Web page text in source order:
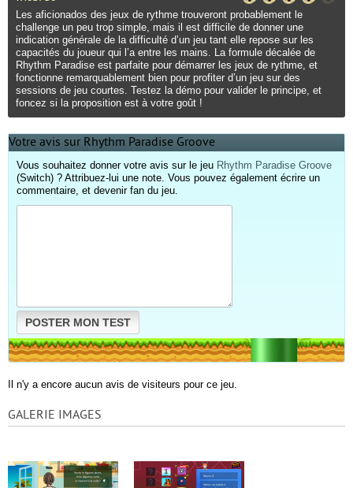
Les aficionados des jeux de rythme trouveront probablement le
challenge un peu trop simple, mais il est difficile de donner une
indication générale de la difficulté d’un jeu tant elle repose sur les
capacités du joueur qui l’a entre les mains. La formule décalée de
Rhythm Paradise est parfaite pour démarrer les jeux de rythme, et
fonctionne remarquablement bien pour profiter d’un jeu sur des
sessions de jeu courtes. Testez la démo pour valider le principe, et
foncez si la proposition est à votre goût !
Votre avis sur Rhythm Paradise Groove
Vous souhaitez donner votre avis sur le jeu Rhythm Paradise Groove
(Switch) ? Attribuez-lui une note. Vous pouvez également écrire un
commentaire, et devenir fan du jeu.
POSTER MON TEST
Il n'y a encore aucun avis de visiteurs pour ce jeu.
GALERIE IMAGES